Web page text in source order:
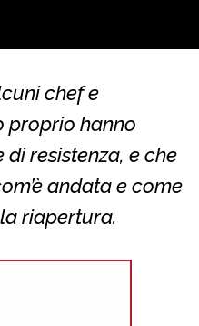
chef e
proprio hanno
resistenza, e che
andata e come
riapertura.